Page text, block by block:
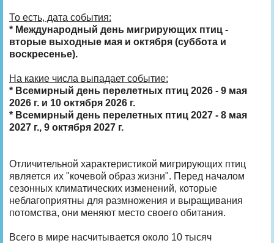
То есть, дата события:
* Международный день мигрирующих птиц -
вторые выходные мая и октября (суббота и
воскресенье).
На какие числа выпадает событие:
* Всемирный день перелетных птиц 2026 - 9 мая
2026 г. и 10 октября 2026 г.
* Всемирный день перелетных птиц 2027 - 8 мая
2027 г., 9 октября 2027 г.
Отличительной характеристикой мигрирующих птиц
является их "кочевой образ жизни". Перед началом
сезонных климатических изменений, которые
неблагоприятны для размножения и выращивания
потомства, они меняют место своего обитания.
Всего в мире насчитывается около 10 тысяч